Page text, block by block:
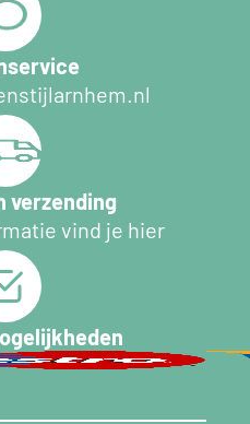
verzending
vind je hier